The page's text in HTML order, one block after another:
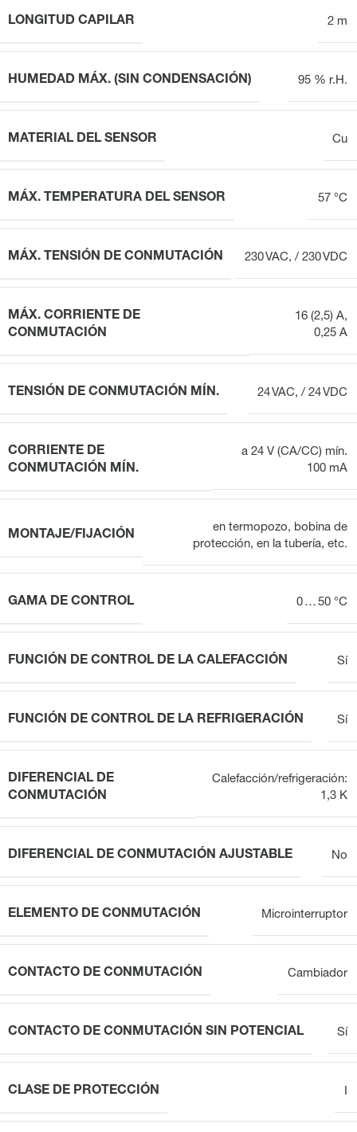
LONGITUD CAPILAR 2 m
HUMEDAD MÁX. (SIN CONDENSACIÓN) 95 % r.H.
MATERIAL DEL SENSOR Cu
MÁX. TEMPERATURA DEL SENSOR 57 °C
MÁX. TENSIÓN DE CONMUTACIÓN 230 VAC, / 230 VDC
MÁX. CORRIENTE DE
CONMUTACIÓN
16 (2,5) A,
0,25 A
TENSIÓN DE CONMUTACIÓN MÍN. 24 VAC, / 24 VDC
CORRIENTE DE
CONMUTACIÓN MÍN.
a 24 V (CA/CC) mín.
100 mA
MONTAJE/FIJACIÓN
en termopozo, bobina de
protección, en la tubería, etc.
GAMA DE CONTROL 0 … 50 °C
FUNCIÓN DE CONTROL DE LA CALEFACCIÓN Sí
FUNCIÓN DE CONTROL DE LA REFRIGERACIÓN Sí
DIFERENCIAL DE
CONMUTACIÓN
Calefacción/refrigeración:
1,3 K
DIFERENCIAL DE CONMUTACIÓN AJUSTABLE No
ELEMENTO DE CONMUTACIÓN Microinterruptor
CONTACTO DE CONMUTACIÓN Cambiador
CONTACTO DE CONMUTACIÓN SIN POTENCIAL Sí
CLASE DE PROTECCIÓN